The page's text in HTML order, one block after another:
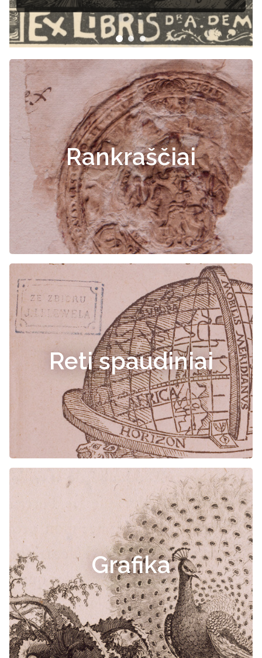
Rankraščiai
Reti spaudiniai
Grafika